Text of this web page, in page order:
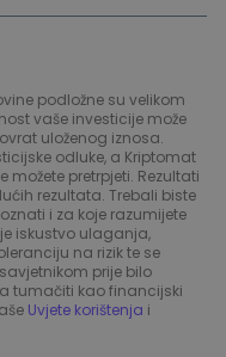
podložne su velikom
vaše investicije može
uloženog iznosa.
odluke, a Kriptomat
možete pretrpjeti. Rezultati
rezultata. Trebali biste
i za koje razumijete
iskustvo ulaganja,
na rizik te se
prije bilo
tumačiti kao financijski
Uvjete korištenja i